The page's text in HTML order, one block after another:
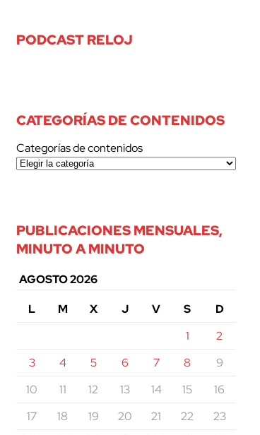
PODCAST RELOJ
CATEGORÍAS DE CONTENIDOS
Categorías de contenidos
PUBLICACIONES MENSUALES,
MINUTO A MINUTO
AGOSTO 2026
L
M X J V S
D
1
2
3
4 5 6 7 8
9
10
11 12 13 14 15
16
17
18 19 20 21 22
23